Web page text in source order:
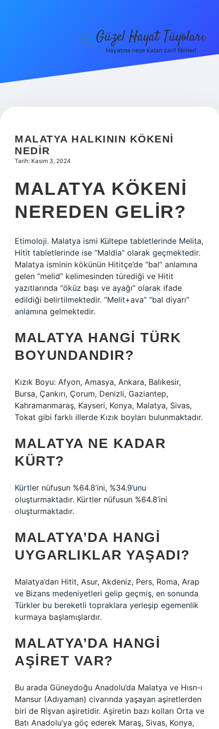
Hakkımızda
menüyüGüzel Hayat Tüyoları
Hayatına neşe katan zarif fikirler!
MALATYA HALKININ KÖKENI
NEDIR
Tarih: Kasım 3, 2024
MALATYA KÖKENI
NEREDEN GELIR?
Etimoloji. Malatya ismi Kültepe tabletlerinde Melita,
Hitit tabletlerinde ise “Maldia” olarak geçmektedir.
Malatya isminin kökünün Hititçe’de “bal” anlamına
gelen “melid” kelimesinden türediği ve Hitit
yazıtlarında “öküz başı ve ayağı” olarak ifade
edildiği belirtilmektedir. “Melit+ava” “bal diyarı”
anlamına gelmektedir.
MALATYA HANGI TÜRK
BOYUNDANDIR?
Kızık Boyu: Afyon, Amasya, Ankara, Balıkesir,
Bursa, Çankırı, Çorum, Denizli, Gaziantep,
Kahramanmaraş, Kayseri, Konya, Malatya, Sivas,
Tokat gibi farklı illerde Kızık boyları bulunmaktadır.
MALATYA NE KADAR
KÜRT?
Kürtler nüfusun %64.8’ini, %34.9’unu
oluşturmaktadır. Kürtler nüfusun %64.8’ini
oluşturmaktadır.
MALATYA’DA HANGI
UYGARLIKLAR YAŞADI?
Malatya’dan Hitit, Asur, Akdeniz, Pers, Roma, Arap
ve Bizans medeniyetleri gelip geçmiş, en sonunda
Türkler bu bereketli topraklara yerleşip egemenlik
kurmaya başlamışlardır.
MALATYA’DA HANGI
AŞIRET VAR?
Bu arada Güneydoğu Anadolu’da Malatya ve Hısn-ı
Mansur (Adıyaman) civarında yaşayan aşiretlerden
biri de Rişvan aşiretidir. Aşiretin bazı kolları Orta ve
Batı Anadolu’ya göç ederek Maraş, Sivas, Konya,